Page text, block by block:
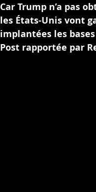
Car Trump n’a pas
les États-Unis vont
implantées les
Post rapportée par